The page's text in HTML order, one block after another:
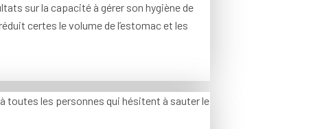
sur la capacité à gérer son hygiène de
certes le volume de l’estomac et les
les personnes qui hésitent à sauter le